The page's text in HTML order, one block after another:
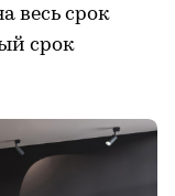
весь срок
срок